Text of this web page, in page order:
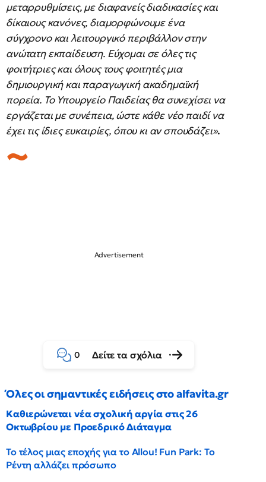
μεταρρυθμίσεις, με διαφανείς διαδικασίες και
δίκαιους κανόνες, διαμορφώνουμε ένα
σύγχρονο και λειτουργικό περιβάλλον στην
ανώτατη εκπαίδευση. Εύχομαι σε όλες τις
φοιτήτριες και όλους τους φοιτητές μια
δημιουργική και παραγωγική ακαδημαϊκή
πορεία. Το Υπουργείο Παιδείας θα συνεχίσει να
εργάζεται με συνέπεια, ώστε κάθε νέο παιδί να
έχει τις ίδιες ευκαιρίες, όπου κι αν σπουδάζει».
0 Δείτε τα σχόλια
Όλες οι σημαντικές ειδήσεις στο alfavita.gr
Καθιερώνεται νέα σχολική αργία στις 26
Οκτωβρίου με Προεδρικό Διάταγμα
Το τέλος μιας εποχής για το Allou! Fun Park: Το
Ρέντη αλλάζει πρόσωπο